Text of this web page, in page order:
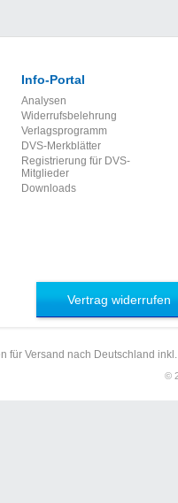
Info-Portal
Analysen
Widerrufsbelehrung
Verlagsprogramm
DVS-Merkblätter
Registrierung für DVS-
Mitglieder
Downloads
Vertrag widerrufen
für Versand nach Deutschland
©